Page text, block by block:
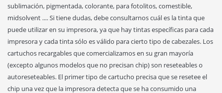
sublimación, pigmentada, colorante, para fotolitos, comestible,
midsolvent .... Si tiene dudas, debe consultarnos cuál es la tinta que
puede utilizar en su impresora, ya que hay tintas específicas para cada
impresora y cada tinta sólo es válido para cierto tipo de cabezales. Los
cartuchos recargables que comercializamos en su gran mayoría
(excepto algunos modelos que no precisan chip) son reseteables o
autoreseteables. El primer tipo de cartucho precisa que se resetee el
chip una vez que la impresora detecta que se ha consumido una